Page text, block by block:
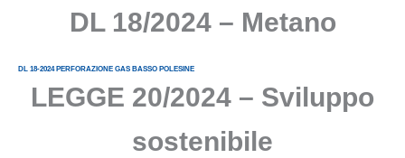
DL 18/2024 – Metano
DL 18-2024 PERFORAZIONE GAS BASSO POLESINE
LEGGE 20/2024 – Sviluppo
sostenibile